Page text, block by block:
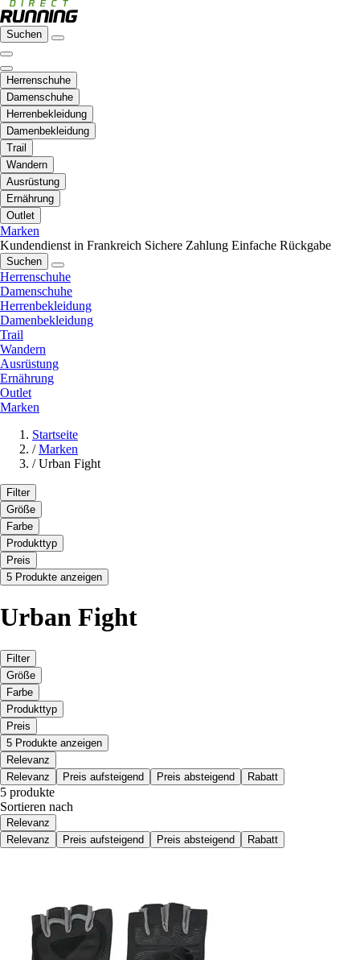
Suchen
Herrenschuhe
Damenschuhe
Herrenbekleidung
Damenbekleidung
Trail
Wandern
Ausrüstung
Ernährung
Outlet
Marken
Kundendienst in Frankreich Sichere Zahlung Einfache Rückgabe
Suchen
Herrenschuhe
Damenschuhe
Herrenbekleidung
Damenbekleidung
Trail
Wandern
Ausrüstung
Ernährung
Outlet
Marken
Startseite
/ Marken
/ Urban Fight
Filter
Größe
Farbe
Produkttyp
Preis
5 Produkte anzeigen
Urban Fight
Filter
Größe
Farbe
Produkttyp
Preis
5 Produkte anzeigen
Relevanz
Relevanz
Preis aufsteigend Preis absteigend Rabatt
5 produkte
Sortieren nach
Relevanz
Relevanz
Preis aufsteigend Preis absteigend Rabatt